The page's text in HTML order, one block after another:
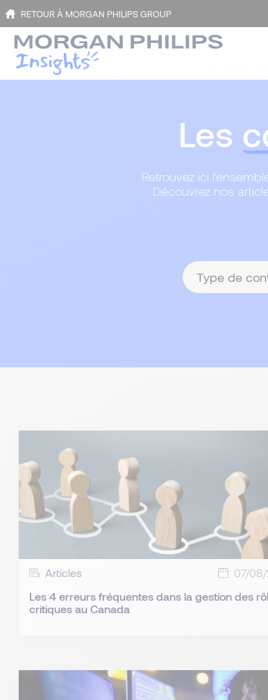
RETOUR À MORGAN PHILIPS GROUP
Les
Retrouvez ici
Découvrez nos
Type
de
contenu
Articles
07/
Les 4 erreurs fréquentes dans la gestion des
critiques au Canada